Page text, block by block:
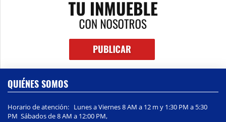
QUIÉNES SOMOS
Horario de atención: Lunes a Viernes 8 AM a 12 m y 1:30 PM a 5:30
PM Sábados de 8 AM a 12:00 PM,